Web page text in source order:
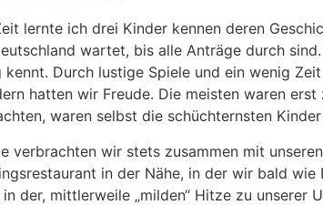
lernte ich drei Kinder kennen deren
wartet, bis alle Anträge durch
Durch lustige Spiele und ein wenig
hatten wir Freude. Die meisten waren
waren selbst die schüchternsten Kinder
verbrachten wir stets zusammen mit
in der Nähe, in der wir bald wie
der, mittlerweile „milden“ Hitze zu